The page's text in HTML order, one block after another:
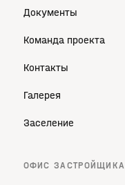
Документы
Команда проекта
Контакты
Галерея
Заселение
ОФИС ЗАСТРОЙЩИКА